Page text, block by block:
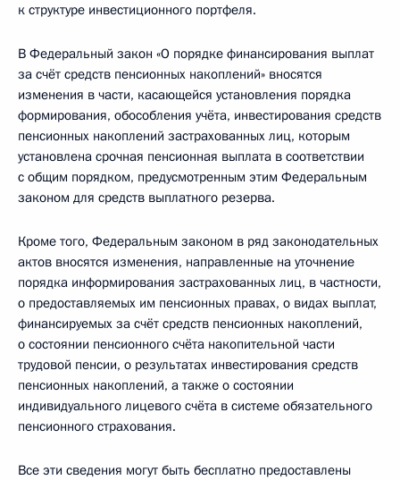
к структуре инвестиционного портфеля.
В Федеральный закон «О порядке финансирования выплат
за счёт средств пенсионных накоплений» вносятся
изменения в части, касающейся установления порядка
формирования, обособления учёта, инвестирования средств
пенсионных накоплений застрахованных лиц, которым
установлена срочная пенсионная выплата в соответствии
с общим порядком, предусмотренным этим Федеральным
законом для средств выплатного резерва.
Кроме того, Федеральным законом в ряд законодательных
актов вносятся изменения, направленные на уточнение
порядка информирования застрахованных лиц, в частности,
о предоставляемых им пенсионных правах, о видах выплат,
финансируемых за счёт средств пенсионных накоплений,
о состоянии пенсионного счёта накопительной части
трудовой пенсии, о результатах инвестирования средств
пенсионных накоплений, а также о состоянии
индивидуального лицевого счёта в системе обязательного
пенсионного страхования.
Все эти сведения могут быть бесплатно предоставлены